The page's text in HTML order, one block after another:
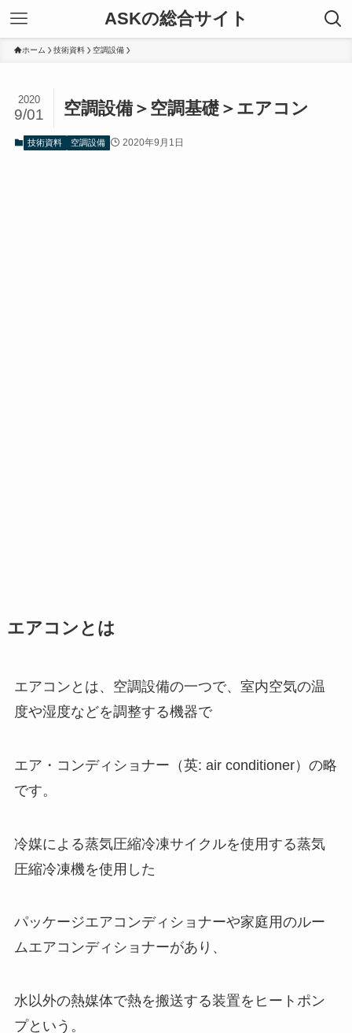
ASKの総合サイト
ホーム 技術資料 空調設備
空調設備＞空調基礎＞エアコン
2020
9/01
技術資料 空調設備 2020年9月1日
エアコンとは
エアコンとは、 空調設備の一つで、室内空気の温
度や湿度などを調整する機器で
エア・コンディショナー（英: air conditioner） の略
です。
冷媒による蒸気圧縮冷凍サイクルを使用する蒸気
圧縮冷凍機を使用した
パッケージエアコンディショナーや家庭用のルー
ムエアコンディショナーがあり、
水以外の熱媒体で熱を搬送する装置をヒートポン
プという。